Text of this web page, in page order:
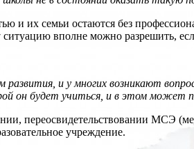
и их семьи остаются без
вполне можно разрешить,
и у многих возникают
он будет учиться, и в этом может
переосвидетельствовании МСЭ
учреждение.